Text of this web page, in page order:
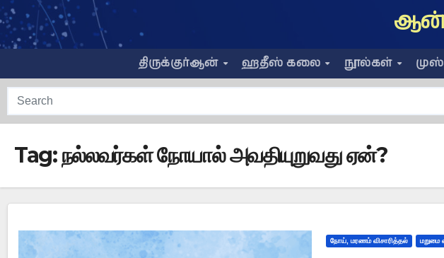
Skip
to
content
திருக்குர்ஆன் ஹதீஸ் கலை நூல்கள்
Tag:நல்லவர்கள் நோயால் அவதியுறுவது ஏன்?
நோய், மரணம் விசாரித்தல் மறுமை